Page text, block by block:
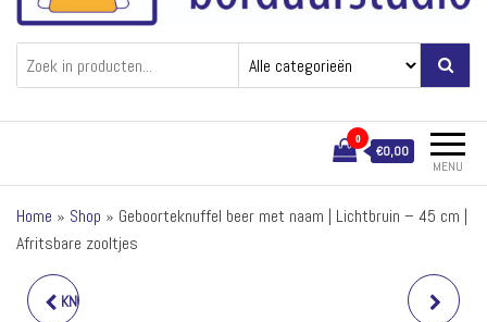
Bovatex
MENU
0
€0,00
Home » Shop » Geboorteknuffel beer met naam | Lichtbruin – 45 cm |
Afritsbare zooltjes
KNUFFELTJE EEND BEIGE MET